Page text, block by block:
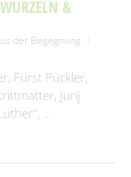
&
der Begegnung
Fürst Pückler,
Jurij
…